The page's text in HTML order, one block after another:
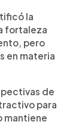
la
fortaleza
pero
en materia
de
para
mantiene